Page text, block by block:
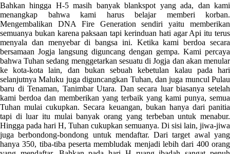
Bahkan hingga H-5 masih banyakblankspot yang ada, dan kami
menangkap bahwa kami harus belajar memberi korban.
Mengembalikan DNA Fire Generation sendiri yaitu memberikan
semuanya bukan karena paksaan tapi kerinduan hati agar Api itu terus
menyala dan menyebar di bangsa ini. Ketika kami berdoa secara
bersamaan Jogja langsung diguncang dengan gempa. Kami percaya
bahwa Tuhan sedang menggetarkan sesuatu di Jogja dan akan menular
ke kota-kota lain, dan bukan sebuah kebetulan kalau pada hari
selanjutnya Maluku juga diguncangkan Tuhan, dan juga muncul Pulau
baru di Tenaman, Tanimbar Utara. Dan secara luar biasanya setelah
kami berdoa dan memberikan yang terbaik yang kami punya, semua
Tuhan mulai cukupkan. Secara keuangan, bukan hanya dari panitia
tapi di luar itu mulai banyak orang yang terbeban untuk menabur.
Hingga pada hari H, Tuhan cukupkan semuanya. Di sisi lain, jiwa-jiwa
juga berbondong-bondong untuk mendaftar. Dari target awal yang
hanya 350, tiba-tiba peserta membludak menjadi lebih dari 400 orang